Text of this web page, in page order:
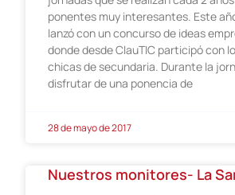
ponentes muy interesantes. Este
lanzó con un concurso de ideas
donde desde ClauTIC participó con
chicas de secundaria. Durante la
disfrutar de una ponencia de
28 de mayo de 2017
Nuestros monitores- La